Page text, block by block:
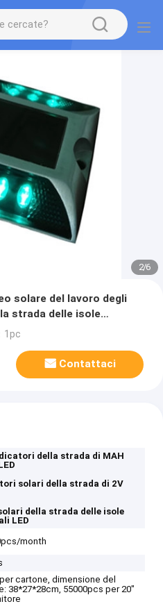
2/6
solare del lavoro degli
strada delle isole
1pc
Contattaci
della strada di MAH
solari della strada di 2V
della strada delle isole
LED
month
cartone, dimensione del
38*27*28cm, 55000pcs per 20"